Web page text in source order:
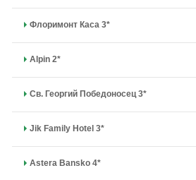
Флоримонт Каса 3*
Alpin 2*
Св. Георгий Победоносец 3*
Jik Family Hotel 3*
Astera Bansko 4*